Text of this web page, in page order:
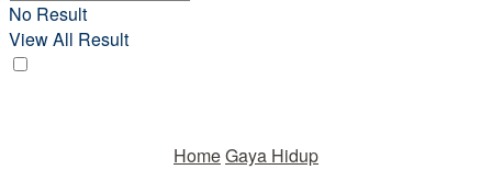
No Result
View All Result
HomeGaya Hidup